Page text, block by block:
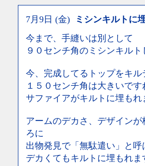
7月9日 (金)
ミシンキルトに
今まで、手縫いは別として
９０センチ角のミシンキル
今、完成してるトップをキ
１５０センチ角は大きいです
サファイアがキルトに埋もれ
アームのデカさ、デザイン
ろに
出物発見で「無駄遣い」と
デカくてもキルトに埋もれま